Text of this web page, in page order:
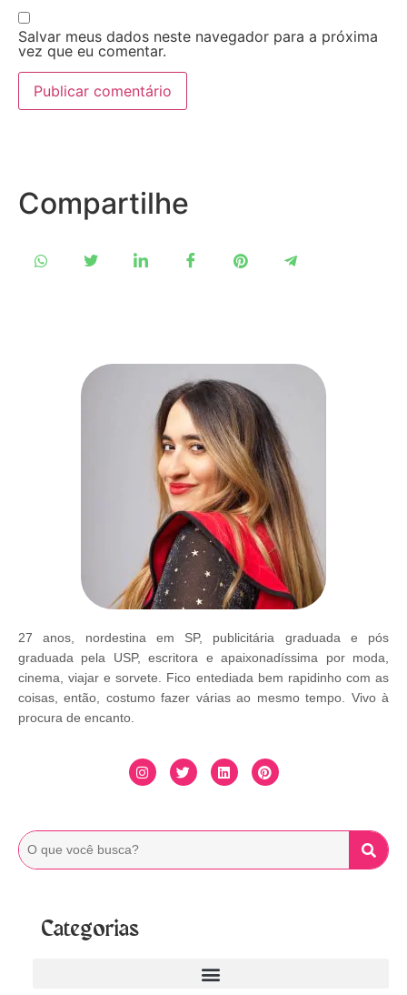
Salvar meus dados neste navegador para a próxima
vez que eu comentar.
Compartilhe
27 anos, nordestina em SP, publicitária graduada e pós
graduada pela USP, escritora e apaixonadíssima por moda,
cinema, viajar e sorvete. Fico entediada bem rapidinho com as
coisas, então, costumo fazer várias ao mesmo tempo. Vivo à
procura de encanto.
Categorias